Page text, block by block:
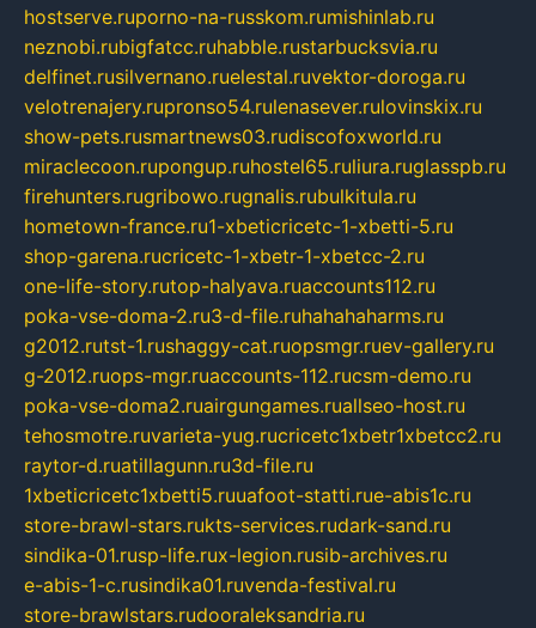
hostserve.ruporno-na-russkom.rumishinlab.ru
neznobi.rubigfatcc.ruhabble.rustarbucksvia.ru
delfinet.rusilvernano.ruelestal.ruvektor-doroga.ru
velotrenajery.rupronso54.rulenasever.rulovinskix.ru
show-pets.rusmartnews03.rudiscofoxworld.ru
miraclecoon.rupongup.ruhostel65.ruliura.ruglasspb.ru
firehunters.rugribowo.rugnalis.rubulkitula.ru
hometown-france.ru1-xbeticricetc-1-xbetti-5.ru
shop-garena.rucricetc-1-xbetr-1-xbetcc-2.ru
one-life-story.rutop-halyava.ruaccounts112.ru
poka-vse-doma-2.ru3-d-file.ruhahahaharms.ru
g2012.rutst-1.rushaggy-cat.ruopsmgr.ruev-gallery.ru
g-2012.ruops-mgr.ruaccounts-112.rucsm-demo.ru
poka-vse-doma2.ruairgungames.ruallseo-host.ru
tehosmotre.ruvarieta-yug.rucricetc1xbetr1xbetcc2.ru
raytor-d.ruatillagunn.ru3d-file.ru
1xbeticricetc1xbetti5.ruuafoot-statti.rue-abis1c.ru
store-brawl-stars.rukts-services.rudark-sand.ru
sindika-01.rusp-life.rux-legion.rusib-archives.ru
e-abis-1-c.rusindika01.ruvenda-festival.ru
store-brawlstars.rudooraleksandria.ru